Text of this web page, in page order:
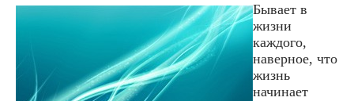
Бывает в
жизни
каждого,
наверное, что
жизнь
начинает